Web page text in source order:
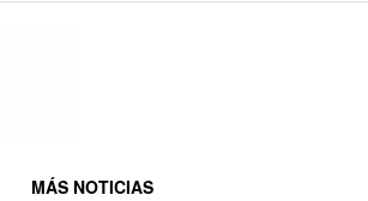
MÁS NOTICIAS